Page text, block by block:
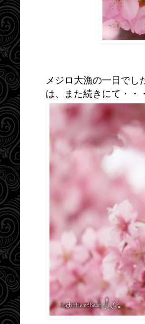
メジロ大漁の一日で
は、また続きにて・・